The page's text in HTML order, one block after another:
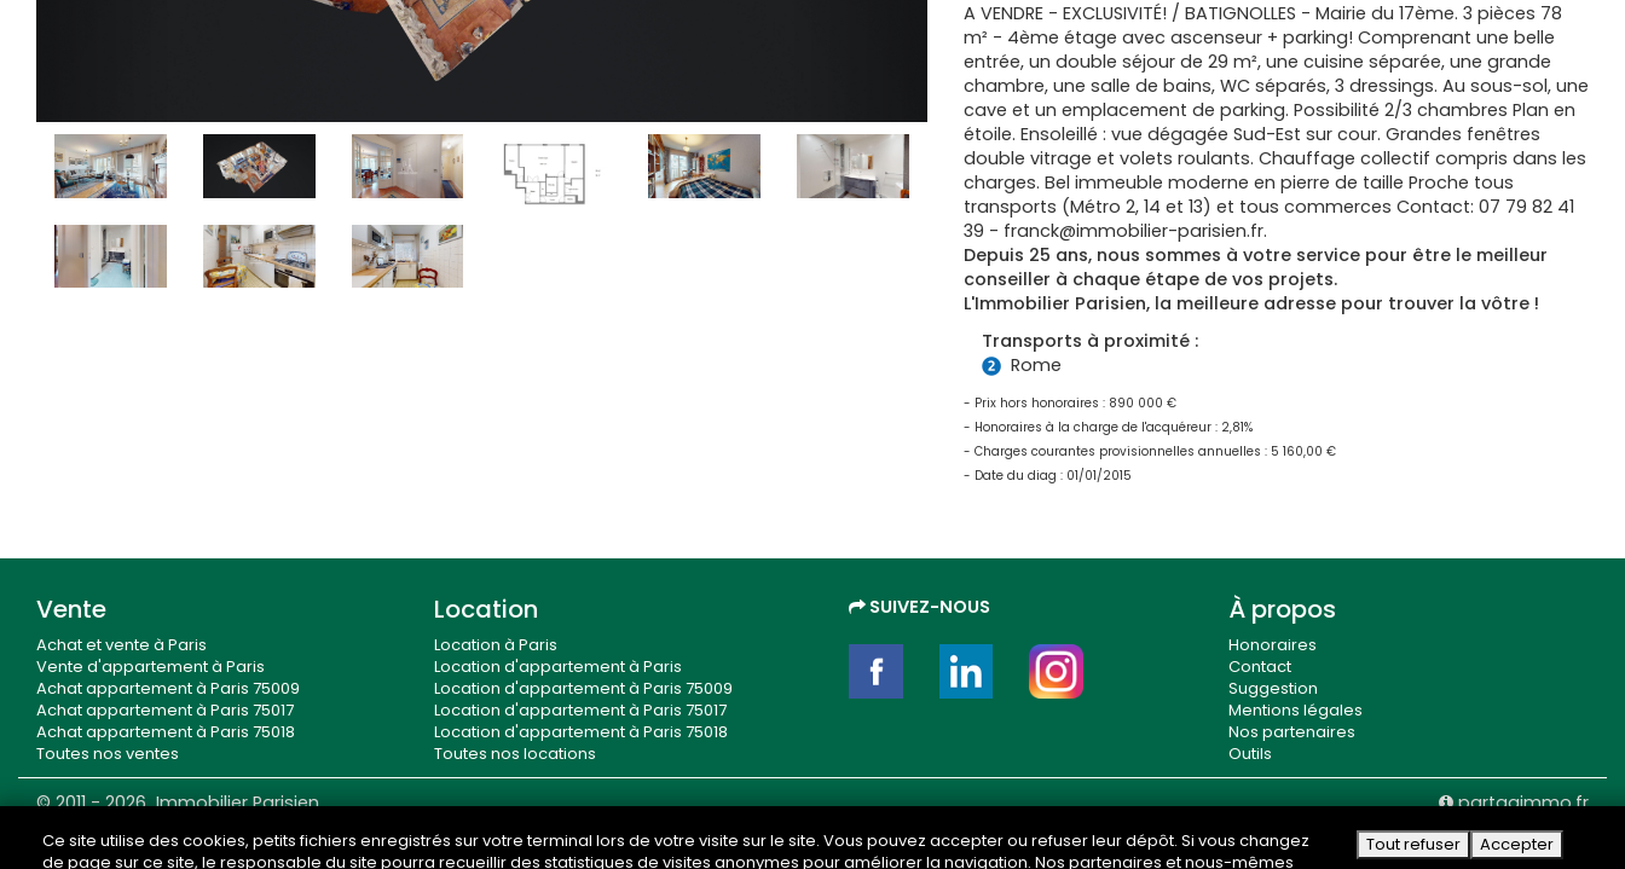
Ce site utilise des cookies, petits fichiers enregistrés sur votre terminal lors de votre visite sur le site. Vous pouvez accepter ou refuser leur dépôt. Si vous changez
de page sur ce site, le responsable du site pourra recueillir des statistiques de visites anonymes pour améliorer la navigation. Nos partenaires et nous-mêmes
Tout refuser Accepter
A VENDRE - EXCLUSIVITÉ! / BATIGNOLLES - Mairie du 17ème. 3 pièces 78
m² - 4ème étage avec ascenseur + parking! Comprenant une belle
entrée, un double séjour de 29 m², une cuisine séparée, une grande
chambre, une salle de bains, WC séparés, 3 dressings. Au sous-sol, une
cave et un emplacement de parking. Possibilité 2/3 chambres Plan en
étoile. Ensoleillé : vue dégagée Sud-Est sur cour. Grandes fenêtres
double vitrage et volets roulants. Chauffage collectif compris dans les
charges. Bel immeuble moderne en pierre de taille Proche tous
transports (Métro 2, 14 et 13) et tous commerces Contact: 07 79 82 41
39 - franck@immobilier-parisien.fr.
Depuis 25 ans, nous sommes à votre service pour être le meilleur
conseiller à chaque étape de vos projets.
L'Immobilier Parisien, la meilleure adresse pour trouver la vôtre !
Transports à proximité :
Rome
- Prix hors honoraires : 890 000 €
- Honoraires à la charge de l'acquéreur : 2,81%
- Charges courantes provisionnelles annuelles : 5 160,00 €
- Date du diag : 01/01/2015
Vente
Achat et vente à Paris
Vente d'appartement à Paris
Achat appartement à Paris 75009
Achat appartement à Paris 75017
Achat appartement à Paris 75018
Toutes nos ventes
Location
Location à Paris
Location d'appartement à Paris
Location d'appartement à Paris 75009
Location d'appartement à Paris 75017
Location d'appartement à Paris 75018
Toutes nos locations
SUIVEZ-NOUS À propos
Honoraires
Contact
Suggestion
Mentions légales
Nos partenaires
Outils
© 2011 - 2026 Immobilier Parisien
partagimmo.fr